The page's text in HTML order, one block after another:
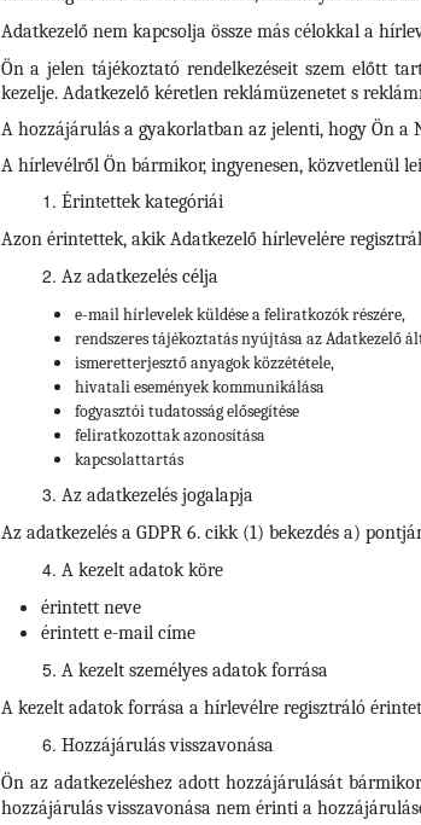
Adatkezelő nem kapcsolja össze más célokkal a
Ön a jelen tájékoztató rendelkezéseit szem előtt
kezelje. Adatkezelő kéretlen reklámüzenetet s
A hozzájárulás a gyakorlatban az jelenti, hogy Ön a
A hírlevélről Ön bármikor, ingyenesen, közvetlenül
Érintettek kategóriái
Azon érintettek, akik Adatkezelő hírlevelére
Az adatkezelés célja
e-mail hírlevelek küldése a feliratkozók részére,
rendszeres tájékoztatás nyújtása az Adatkezelő
ismeretterjesztő anyagok közzététele,
hivatali események kommunikálása
fogyasztói tudatosság elősegítése
feliratkozottak azonosítása
kapcsolattartás
Az adatkezelés jogalapja
Az adatkezelés a GDPR 6. cikk (1) bekezdés a)
A kezelt adatok köre
érintett neve
érintett e-mail címe
A kezelt személyes adatok forrása
A kezelt adatok forrása a hírlevélre regisztráló
Hozzájárulás visszavonása
Ön az adatkezeléshez adott hozzájárulását
hozzájárulás visszavonása nem érinti a